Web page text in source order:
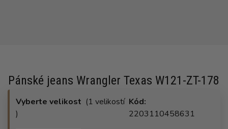
Pánské jeans Wrangler Texas W121-ZT-178
Vyberte velikost (1 velikostí
)
Kód:
2203110458631